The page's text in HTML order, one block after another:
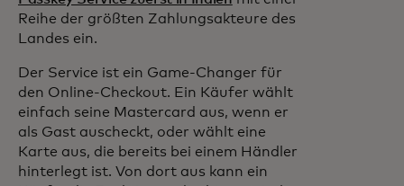
Reihe der größten Zahlungsakteure des
Landes ein.
Der Service ist ein Game-Changer für
den Online-Checkout. Ein Käufer wählt
einfach seine Mastercard aus, wenn er
als Gast auscheckt, oder wählt eine
Karte aus, die bereits bei einem Händler
hinterlegt ist. Von dort aus kann ein